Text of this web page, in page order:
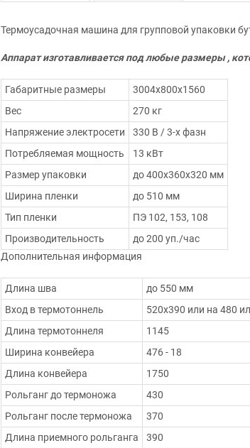
Термоусадочная машина для групповой упаковки
Аппарат изготавливается под любые размеры ,
Габаритные размеры
3004х800х1560
Вес
270 кг
Напряжение электросети
330 В / 3-х фазн
Потребляемая мощность
13 кВт
Размер упаковки
до 400х360х320 мм
Ширина пленки
до 510 мм
Тип пленки
ПЭ 102, 153, 108
Производительность
до 200 уп./час
Дополнительная информация
Длина шва
до 550 мм
Вход в термотоннель
520х390 или на 480
Длина термотоннеля
1145
Ширина конвейера
476 - 18
Длина конвейера
1750
Рольганг до термоножа
430
Рольганг после термоножа
370
Длина приемного рольганга
390